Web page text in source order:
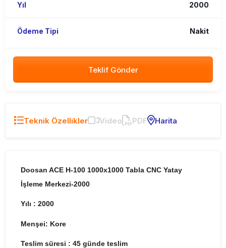
Yıl 2000
Ödeme Tipi Nakit
Teklif Gönder
Teknik Özellikler Video PDF Harita
Doosan ACE H-100 1000x1000 Tabla CNC Yatay
İşleme Merkezi-2000
Yılı : 2000
Menşei: Kore
Teslim süresi : 45 günde teslim